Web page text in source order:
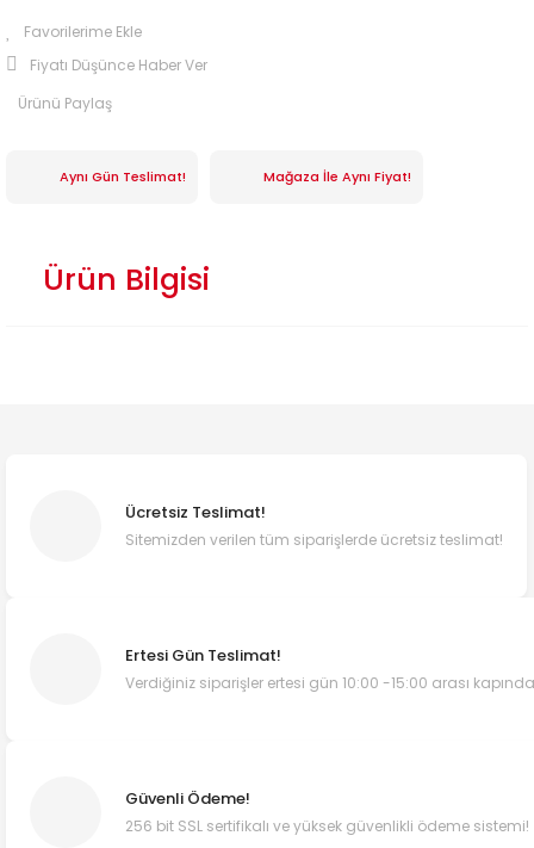
Fiyatı Düşünce Haber Ver
Ürünü Paylaş
Aynı Gün Teslimat! Mağaza İle Aynı Fiyat!
Ürün Bilgisi
Ücretsiz Teslimat!
Sitemizden verilen tüm siparişlerde ücretsiz teslimat!
Ertesi Gün Teslimat!
Verdiğiniz siparişler ertesi gün 10:00 -15:00 arası
Güvenli Ödeme!
256 bit SSL sertifikalı ve yüksek güvenlikli ödeme sistemi!